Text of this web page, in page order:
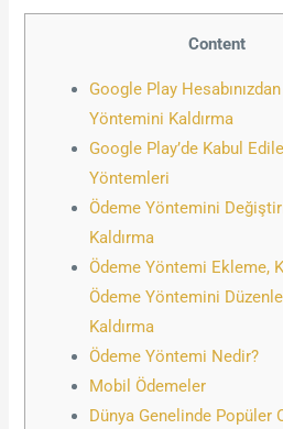
Content
Google Play
Yöntemini Kaldırma
Google Play’de Kabul
Yöntemleri
Ödeme Yöntemini
Kaldırma
Ödeme Yöntemi Ekleme,
Ödeme Yöntemini
Kaldırma
Ödeme Yöntemi Nedir?
Mobil Ödemeler
Dünya Genelinde Popüler